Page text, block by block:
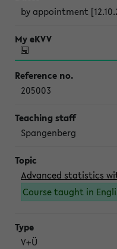
by appointment
205003
Spangenberg
Advanced statistics
Course taught in
V+Ü